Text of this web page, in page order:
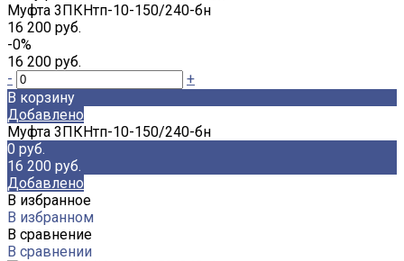
Муфта 3ПКНтп-10-150/240-бн
16 200 руб.
-0%
16 200 руб.
-
+
В корзину
Добавлено
Муфта 3ПКНтп-10-150/240-бн
0 руб.
16 200 руб.
Добавлено
В избранное
В избранном
В сравнение
В сравнении